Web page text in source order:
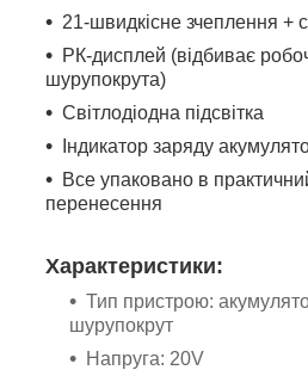
21-швидкісне зчеплення +
РК-дисплей (відбиває
шурупокрута)
Світлодіодна підсвітка
Індикатор заряду
Все упаковано в
перенесення
Характеристики:
Тип пристрою:
шурупокрут
Напруга: 20V